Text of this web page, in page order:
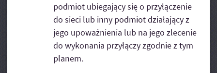
podmiot ubiegający się o przyłączenie
do sieci lub inny podmiot działający z
jego upoważnienia lub na jego zlecenie
do wykonania przyłączy zgodnie z tym
planem.